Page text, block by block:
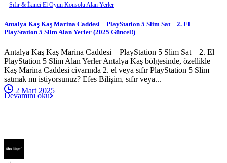
Sıfır & İkinci El Oyun Konsolu Alan Yerler
Antalya Kaş Kaş Marina Caddesi – PlayStation 5 Slim Sat – 2. El
PlayStation 5 Slim Alan Yerler (2025 Güncel!)
Antalya Kaş Kaş Marina Caddesi – PlayStation 5 Slim Sat – 2. El
PlayStation 5 Slim Alan Yerler Antalya Kaş bölgesinde, özellikle
Kaş Marina Caddesi civarında 2. el veya sıfır PlayStation 5 Slim
satmak mı istiyorsunuz? Efes Bilişim, sıfır veya...
2 Mart 2025
Devamını oku